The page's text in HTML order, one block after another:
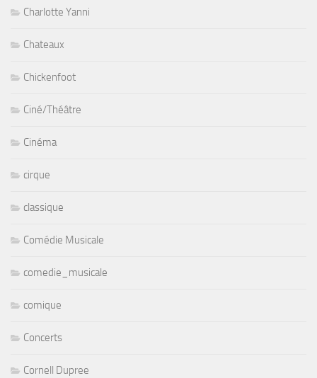
Charlotte Yanni
Chateaux
Chickenfoot
Ciné/Théâtre
Cinéma
cirque
classique
Comédie Musicale
comedie_musicale
comique
Concerts
Cornell Dupree